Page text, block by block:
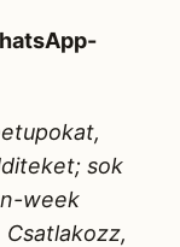
sok
week